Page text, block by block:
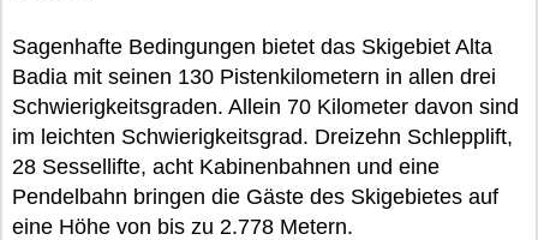
Sagenhafte Bedingungen bietet das Skigebiet Alta
Badia mit seinen 130 Pistenkilometern in allen drei
Schwierigkeitsgraden. Allein 70 Kilometer davon sind
im leichten Schwierigkeitsgrad. Dreizehn Schlepplift,
28 Sessellifte, acht Kabinenbahnen und eine
Pendelbahn bringen die Gäste des Skigebietes auf
eine Höhe von bis zu 2.778 Metern.